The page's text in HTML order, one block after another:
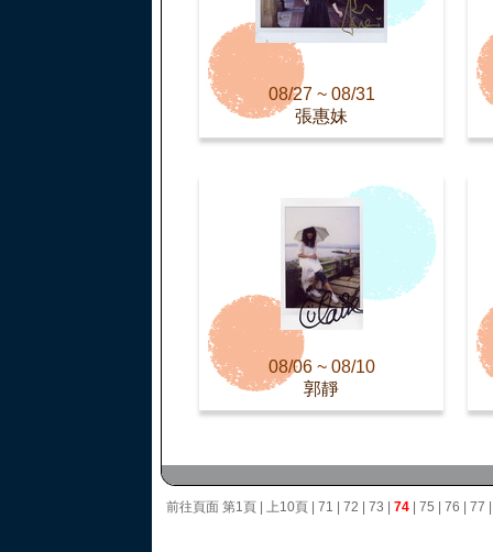
08/27 ~ 08/31
張惠妹
08/06 ~ 08/10
郭靜
前往頁面 第1頁 上10頁 71 72 73 74 75 76 77